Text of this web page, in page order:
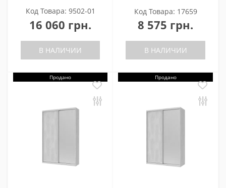
Код Товара: 9502-01
16 060 грн.
В НАЛИЧИИ
Код Товара: 17659
8 575 грн.
В НАЛИЧИИ
Продано Продано